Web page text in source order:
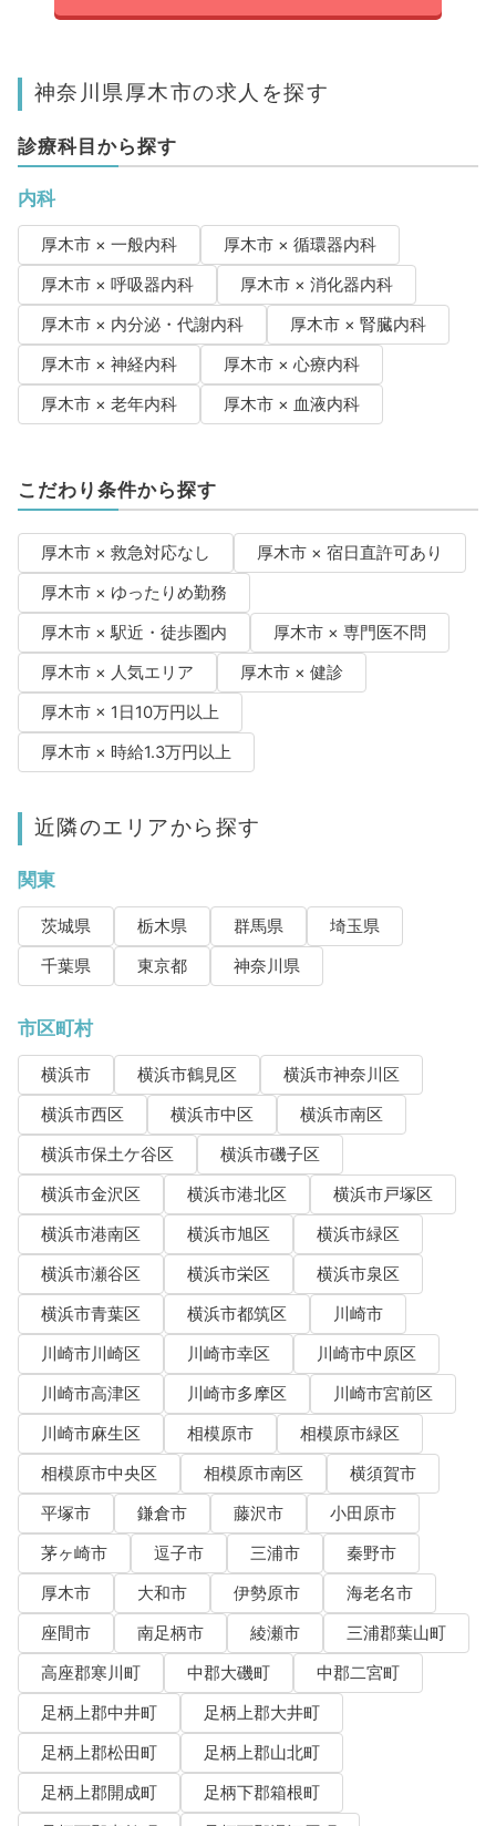
神奈川県厚木市の求人を探す
診療科目から探す
内科
厚木市 × 一般内科
厚木市 × 循環器内科
厚木市 × 呼吸器内科
厚木市 × 消化器内科
厚木市 × 内分泌・代謝内科
厚木市 × 腎臓内科
厚木市 × 神経内科
厚木市 × 心療内科
厚木市 × 老年内科
厚木市 × 血液内科
こだわり条件から探す
厚木市 × 救急対応なし
厚木市 × 宿日直許可あり
厚木市 × ゆったりめ勤務
厚木市 × 駅近・徒歩圏内
厚木市 × 専門医不問
厚木市 × 人気エリア
厚木市 × 健診
厚木市 × 1日10万円以上
厚木市 × 時給1.3万円以上
近隣のエリアから探す
関東
茨城県 栃木県 群馬県
埼玉県
千葉県
東京都 神奈川県
市区町村
横浜市 横浜市鶴見区
横浜市神奈川区
横浜市西区
横浜市中区
横浜市南区
横浜市保土ケ谷区
横浜市磯子区
横浜市金沢区
横浜市港北区
横浜市戸塚区
横浜市港南区
横浜市旭区
横浜市緑区
横浜市瀬谷区
横浜市栄区
横浜市泉区
横浜市青葉区
横浜市都筑区
川崎市
川崎市川崎区
川崎市幸区
川崎市中原区
川崎市高津区
川崎市多摩区
川崎市宮前区
川崎市麻生区
相模原市
相模原市緑区
相模原市中央区
相模原市南区
横須賀市
平塚市
鎌倉市 藤沢市
小田原市
茅ヶ崎市
逗子市 三浦市
秦野市
厚木市
大和市 伊勢原市
海老名市
座間市
南足柄市 綾瀬市
三浦郡葉山町
高座郡寒川町
中郡大磯町
中郡二宮町
足柄上郡中井町
足柄上郡大井町
足柄上郡松田町
足柄上郡山北町
足柄上郡開成町
足柄下郡箱根町